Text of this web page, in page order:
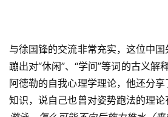
与徐国锋的交流非常充实，这位中
蹦出对“休闲”、“学问”等词的古义解
阿德勒的自我心理学理论，他还分
知识，说自己也曾对姿势跑法的理